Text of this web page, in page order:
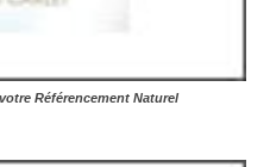
Référencement Naturel